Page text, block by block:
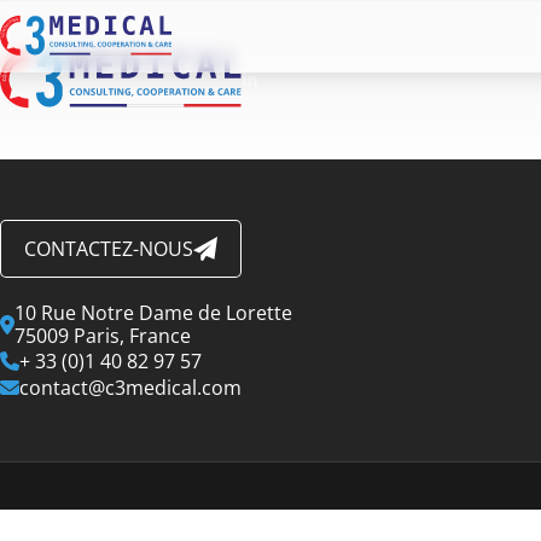
CONTACTEZ-NOUS
10 Rue Notre Dame de Lorette
75009 Paris, France
+ 33 (0)1 40 82 97 57
contact@c3medical.com